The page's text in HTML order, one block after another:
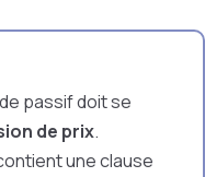
passif doit se
de prix.
une clause